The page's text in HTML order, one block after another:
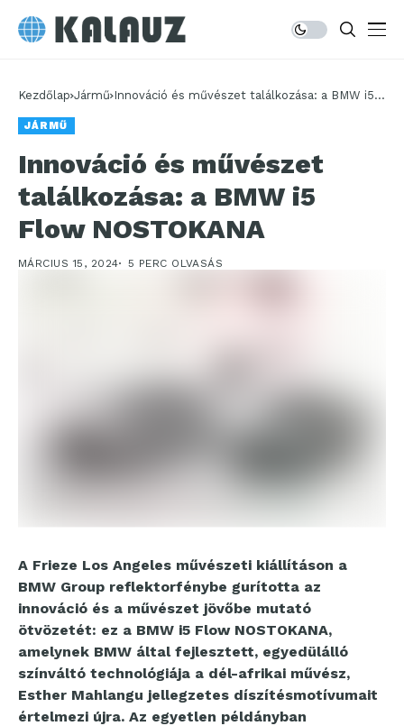
Kezdőlap Jármű Innováció és művészet találkozása: a BMW i5
JÁRMŰ
Innováció és művészet
találkozása: a BMW i5
Flow NOSTOKANA
MÁRCIUS 15, 2024 5 PERC OLVASÁS
A Frieze Los Angeles művészeti kiállításon a
BMW Group reflektorfénybe gurította az
innováció és a művészet jövőbe mutató
ötvözetét: ez a BMW i5 Flow NOSTOKANA,
amelynek BMW által fejlesztett, egyedülálló
színváltó technológiája a dél-afrikai művész,
Esther Mahlangu jellegzetes díszítésmotívumait
értelmezi újra. Az egyetlen példányban